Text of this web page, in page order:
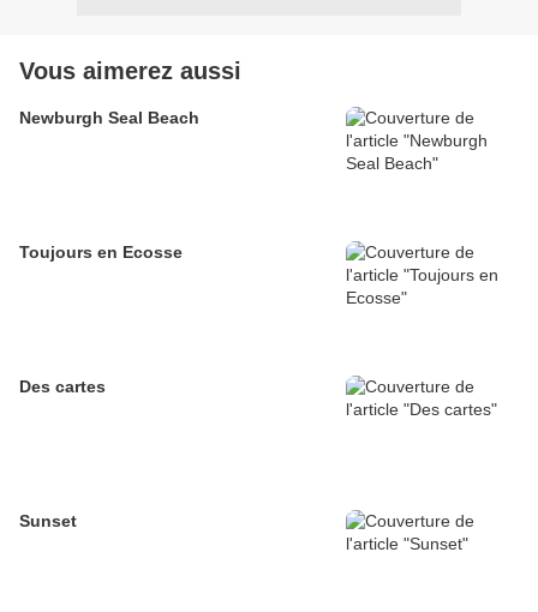
Vous aimerez aussi
Newburgh Seal Beach
Toujours en Ecosse
Des cartes
Sunset